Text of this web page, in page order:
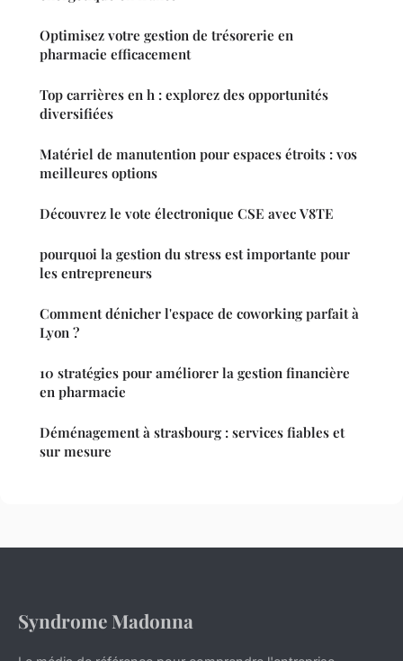
Optimisez votre gestion de trésorerie en
pharmacie efficacement
Top carrières en h : explorez des opportunités
diversifiées
Matériel de manutention pour espaces étroits : vos
meilleures options
Découvrez le vote électronique CSE avec V8TE
pourquoi la gestion du stress est importante pour
les entrepreneurs
Comment dénicher l'espace de coworking parfait à
Lyon ?
10 stratégies pour améliorer la gestion financière
en pharmacie
Déménagement à strasbourg : services fiables et
sur mesure
Syndrome Madonna